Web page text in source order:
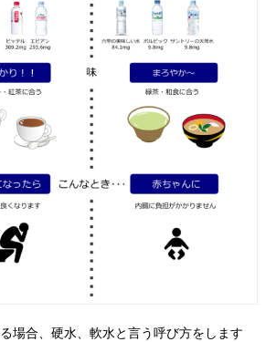
場合、硬水、軟水と言う呼び方をします